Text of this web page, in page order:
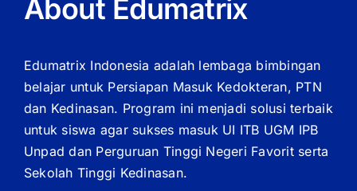
About Edumatrix
Edumatrix Indonesia adalah lembaga bimbingan
belajar untuk Persiapan Masuk Kedokteran, PTN
dan Kedinasan. Program ini menjadi solusi terbaik
untuk siswa agar sukses masuk UI ITB UGM IPB
Unpad dan Perguruan Tinggi Negeri Favorit serta
Sekolah Tinggi Kedinasan.